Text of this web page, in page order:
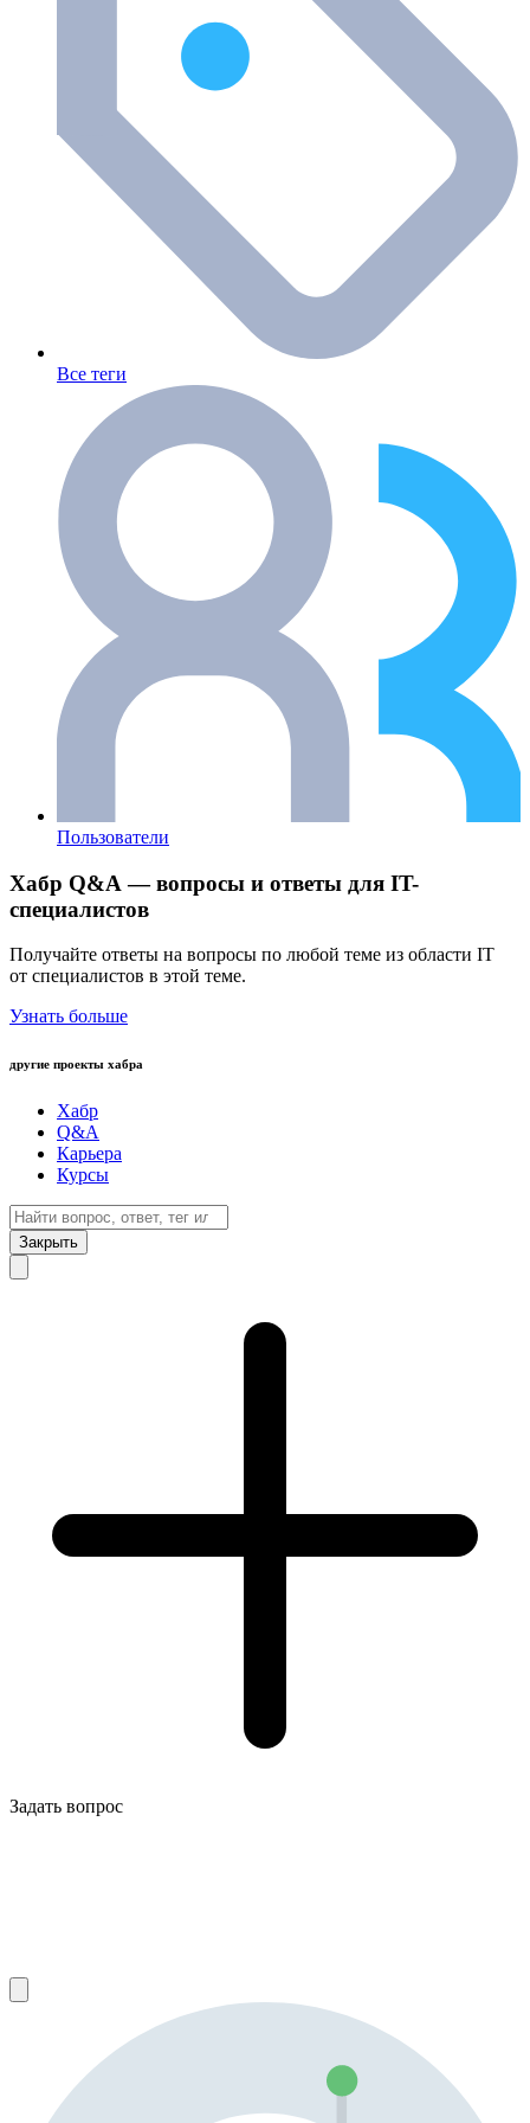
Все теги
Пользователи
Хабр Q&A — вопросы и ответы для IT-
специалистов
Получайте ответы на вопросы по любой теме из области IT
от специалистов в этой теме.
Узнать больше
другие проекты хабра
Хабр
Q&A
Карьера
Курсы
Закрыть
Задать вопрос